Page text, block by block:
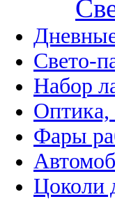
Свето-
Набор
Фары
Цоколи